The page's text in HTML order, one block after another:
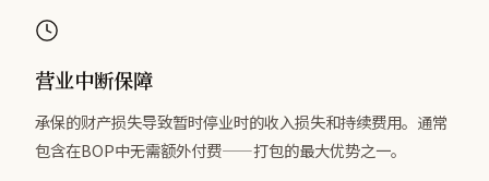
营业中断保障
承保的财产损失导致暂时停业时的收入损失和持续费用。通常
包含在BOP中无需额外付费——打包的最大优势之一。